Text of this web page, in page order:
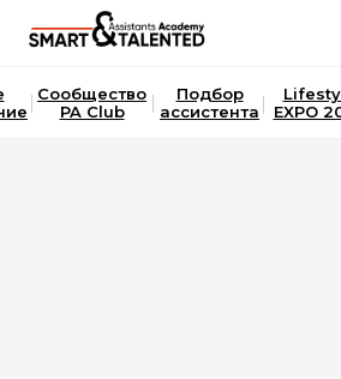
Подбор
ассистента
Сообщество
PA Club
EXPO